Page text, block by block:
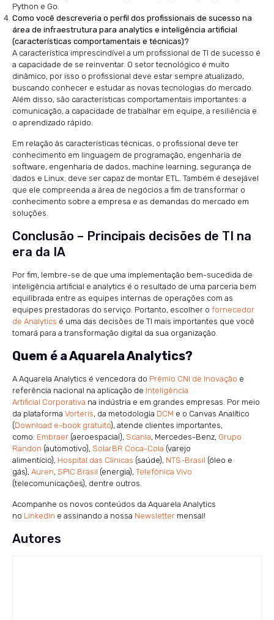
Python e Go.
Como você descreveria o perfil dos profissionais de sucesso na
área de infraestrutura para analytics e inteligência artificial
(características comportamentais e técnicas)?
A característica imprescindível a um profissional de TI de sucesso é
a capacidade de se reinventar. O setor tecnológico é muito
dinâmico, por isso o profissional deve estar sempre atualizado,
buscando conhecer e estudar as novas tecnologias do mercado.
Além disso, são características comportamentais importantes: a
comunicação, a capacidade de trabalhar em equipe, a resiliência e
o aprendizado rápido.
Em relação às características técnicas, o profissional deve ter
conhecimento em linguagem de programação, engenharia de
software, engenharia de dados, machine learning, segurança de
dados e Linux; deve ser capaz de montar ETL. Também é desejável
que ele compreenda a área de negócios a fim de transformar o
conhecimento sobre a empresa e as demandas do mercado em
soluções.
Conclusão – Principais decisões de TI na
era da IA
Por fim, lembre-se de que uma implementação bem-sucedida de
inteligência artificial e analytics é o resultado de uma parceria bem
equilibrada entre as equipes internas de operações com as
equipes prestadoras do serviço. Portanto, escolher o fornecedor
de Analytics é uma das decisões de TI mais importantes que você
tomará para a transformação digital da sua organização.
Quem é a Aquarela Analytics?
A Aquarela Analytics é vencedora do Prêmio CNI de Inovação e
referência nacional na aplicação de Inteligência
Artificial Corporativa na indústria e em grandes empresas. Por meio
da plataforma Vorteris, da metodologia DCM e o Canvas Analítico
(Download e-book gratuito), atende clientes importantes,
como: Embraer (aeroespacial), Scania, Mercedes-Benz, Grupo
Randon (automotivo), SolarBR Coca-Cola (varejo
alimentício), Hospital das Clínicas (saúde), NTS-Brasil (óleo e
gás), Auren, SPIC Brasil (energia), Telefônica Vivo
(telecomunicações), dentre outros.
Acompanhe os novos conteúdos da Aquarela Analytics
no Linkedin e assinando a nossa Newsletter mensal!
Autores